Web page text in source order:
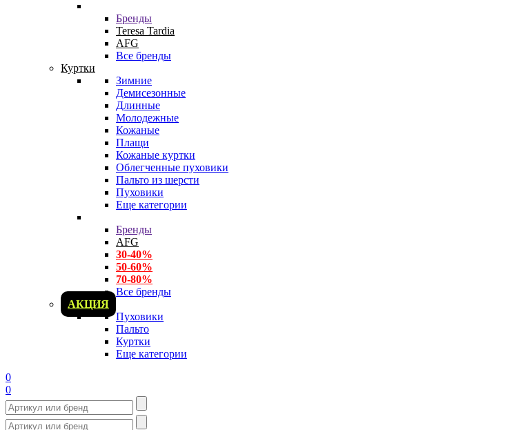
Бренды
Teresa Tardia
AFG
Все бренды
Куртки
Зимние
Демисезонные
Длинные
Молодежные
Кожаные
Плащи
Кожаные куртки
Облегченные пуховики
Пальто из шерсти
Пуховики
Еще категории
Бренды
AFG
30-40%
50-60%
70-80%
Все бренды
АКЦИЯ
Пуховики
Пальто
Куртки
Еще категории
0
0